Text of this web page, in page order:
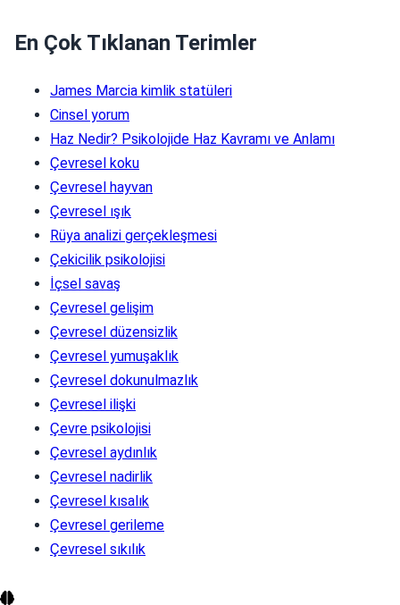
En Çok Tıklanan Terimler
James Marcia kimlik statüleri
Cinsel yorum
Haz Nedir? Psikolojide Haz Kavramı ve Anlamı
Çevresel koku
Çevresel hayvan
Çevresel ışık
Rüya analizi gerçekleşmesi
Çekicilik psikolojisi
İçsel savaş
Çevresel gelişim
Çevresel düzensizlik
Çevresel yumuşaklık
Çevresel dokunulmazlık
Çevresel ilişki
Çevre psikolojisi
Çevresel aydınlık
Çevresel nadirlik
Çevresel kısalık
Çevresel gerileme
Çevresel sıkılık